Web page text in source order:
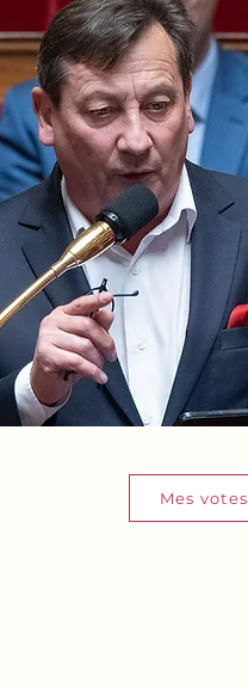
Mes votes